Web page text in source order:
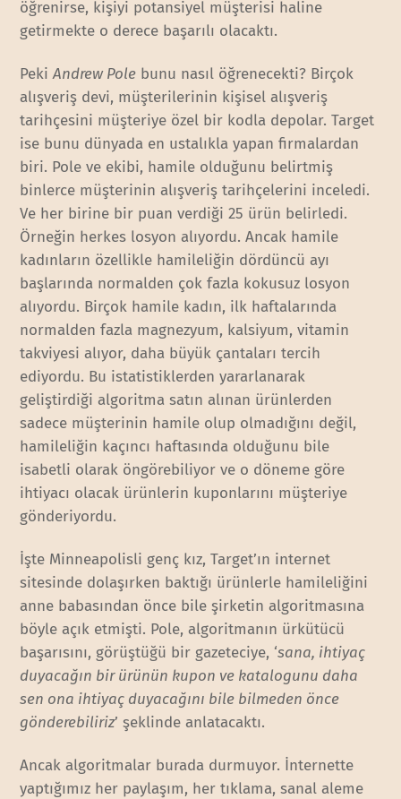
öğrenirse, kişiyi potansiyel müşterisi haline
getirmekte o derece başarılı olacaktı.
PekiAndrew Pole bunu nasıl öğrenecekti? Birçok
alışveriş devi, müşterilerinin kişisel alışveriş
tarihçesini müşteriye özel bir kodla depolar. Target
ise bunu dünyada en ustalıkla yapan firmalardan
biri. Pole ve ekibi, hamile olduğunu belirtmiş
binlerce müşterinin alışveriş tarihçelerini inceledi.
Ve her birine bir puan verdiği 25 ürün belirledi.
Örneğin herkes losyon alıyordu. Ancak hamile
kadınların özellikle hamileliğin dördüncü ayı
başlarında normalden çok fazla kokusuz losyon
alıyordu. Birçok hamile kadın, ilk haftalarında
normalden fazla magnezyum, kalsiyum, vitamin
takviyesi alıyor, daha büyük çantaları tercih
ediyordu. Bu istatistiklerden yararlanarak
geliştirdiği algoritma satın alınan ürünlerden
sadece müşterinin hamile olup olmadığını değil,
hamileliğin kaçıncı haftasında olduğunu bile
isabetli olarak öngörebiliyor ve o döneme göre
ihtiyacı olacak ürünlerin kuponlarını müşteriye
gönderiyordu.
İşte Minneapolisli genç kız, Target’ın internet
sitesinde dolaşırken baktığı ürünlerle hamileliğini
anne babasından önce bile şirketin algoritmasına
böyle açık etmişti. Pole, algoritmanın ürkütücü
başarısını, görüştüğü bir gazeteciye, ‘sana, ihtiyaç
duyacağın bir ürünün kupon ve katalogunu daha
sen ona ihtiyaç duyacağını bile bilmeden önce
gönderebiliriz’ şeklinde anlatacaktı.
Ancak algoritmalar burada durmuyor. İnternette
yaptığımız her paylaşım, her tıklama, sanal aleme